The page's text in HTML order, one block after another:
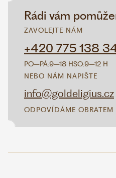
Rádi vám
ZAVOLEJTE NÁM
+420 775 138
PO–PÁ:9–18 HSO:9–12 H
NEBO NÁM NAPIŠTE
info@goldeligius.cz
ODPOVÍDÁME OBRATEM